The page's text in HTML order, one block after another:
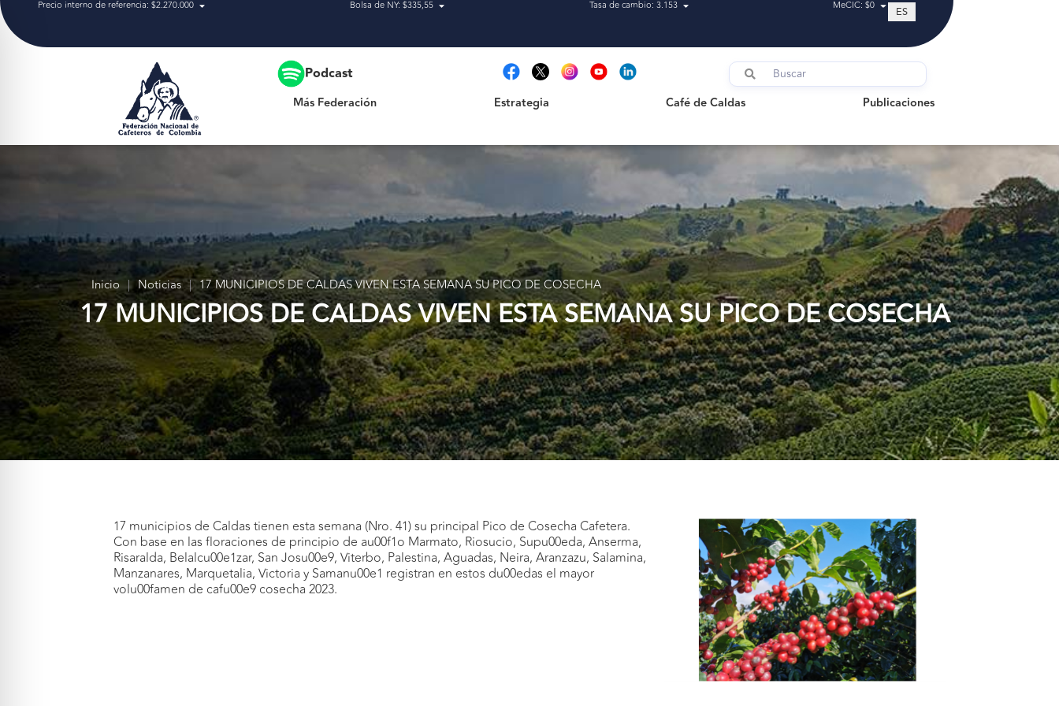
Precio interno de referencia: $2.270.000 Bolsa de NY: $335,55 Tasa de cambio: 3.153 MeCIC: $0 ES
Podcast
Más Federación Estrategia Café de Caldas Publicaciones
Publicaciones
Inicio | Noticias | 17 MUNICIPIOS DE CALDAS VIVEN ESTA SEMANA SU PICO DE COSECHA
17 MUNICIPIOS DE CALDAS VIVEN ESTA SEMANA SU PICO DE COSECHA
17 municipios de Caldas tienen esta semana (Nro. 41) su principal Pico de Cosecha Cafetera.
Con base en las floraciones de principio de au00f1o Marmato, Riosucio, Supu00eda, Anserma,
Risaralda, Belalcu00e1zar, San Josu00e9, Viterbo, Palestina, Aguadas, Neira, Aranzazu, Salamina,
Manzanares, Marquetalia, Victoria y Samanu00e1 registran en estos du00edas el mayor
volu00famen de cafu00e9 cosecha 2023.